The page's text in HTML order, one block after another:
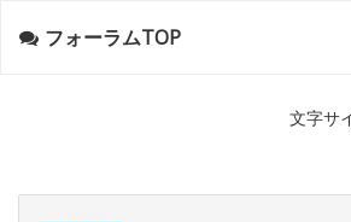
フォーラムTOP
文字サ